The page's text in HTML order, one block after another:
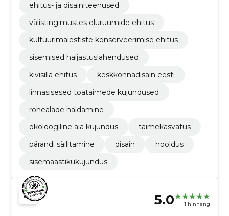
ehitus- ja disainiteenused
välistingimustes eluruumide ehitus
kultuurimälestiste konserveerimise ehitus
sisemised haljastuslahendused
kivisilla ehitus
keskkonnadisain eesti
linnasisesed toataimede kujundused
rohealade haldamine
ökoloogiline aia kujundus
taimekasvatus
pärandi säilitamine
disain
hooldus
sisemaastikukujundus
5.0 1 hinnang